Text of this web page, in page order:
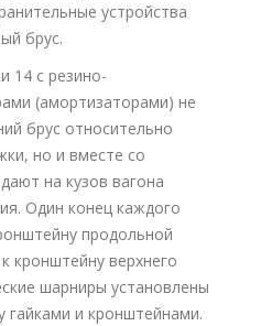
устройства
брус.
14 с резино-
(амортизаторами) не
брус относительно
но и вместе со
на кузов вагона
Один конец каждого
продольной
кронштейну верхнего
шарниры установлены
гайками и кронштейнами.